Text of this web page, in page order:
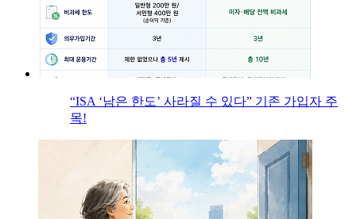
“ISA ‘남은 한도’ 사라질 수 있다” 기존 가입자 주
목!